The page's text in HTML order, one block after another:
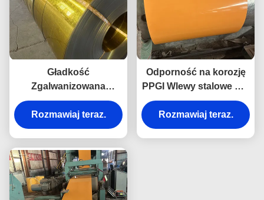
Gładkość
Zgalwanizowana
ocieplona kolorowo
ocieplona cebula do
dachowej arkuszy
Rozmawiaj teraz.
Odporność na korozję
PPGI Wlewy stalowe Ral
Kolorowe powlekane
Wlewy stalowe
ocynkowane
Rozmawiaj teraz.